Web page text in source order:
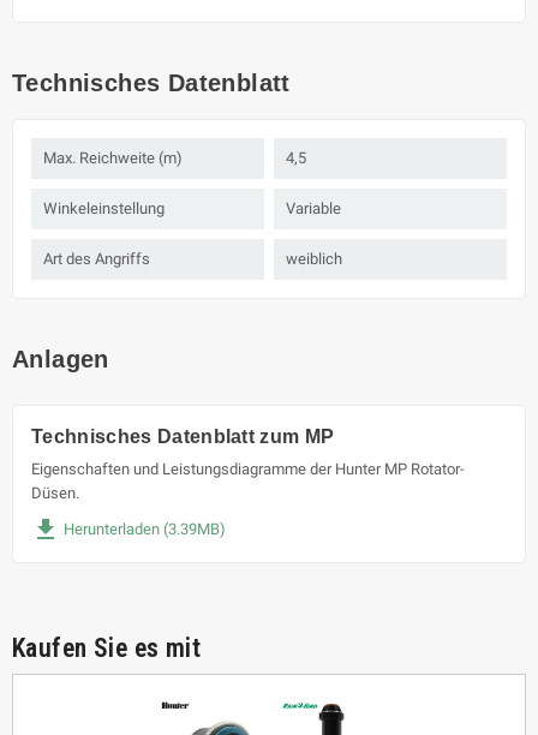
Technisches Datenblatt
Max. Reichweite (m) 4,5
Winkeleinstellung Variable
Art des Angriffs weiblich
Anlagen
Technisches Datenblatt zum MP
Eigenschaften und Leistungsdiagramme der Hunter MP Rotator-
Düsen.
file_download Herunterladen (3.39MB)
Kaufen Sie es mit